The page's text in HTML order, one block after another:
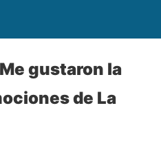
gustaron la
de La